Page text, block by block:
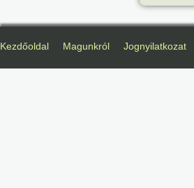
Kezdőoldal Magunkról Jognyilatkozat